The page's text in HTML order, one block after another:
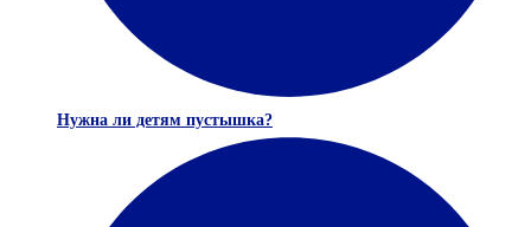
Нужна ли детям пустышка?